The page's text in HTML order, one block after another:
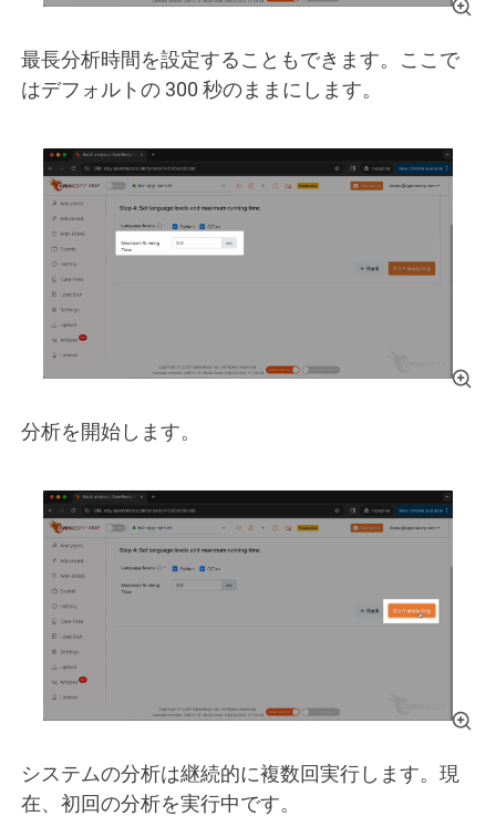
最長分析時間を設定することもできます。ここで
はデフォルトの 300 秒のままにします。
分析を開始します。
システムの分析は継続的に複数回実行します。現
在、初回の分析を実行中です。